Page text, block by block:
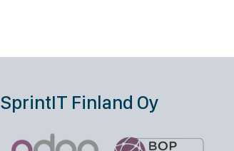
SprintIT Finland Oy